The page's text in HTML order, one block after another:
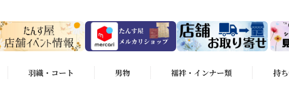
羽織・コート 男物 襦袢・インナー類 持